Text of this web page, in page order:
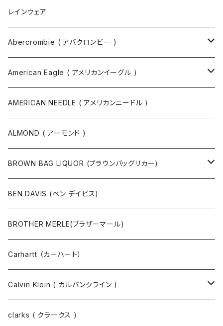
ボディバッグ
バックパック
ツールバッグ
ボディバッグ・ヒップバッグ
ボストンバッグ / 旅行バッグ
ポーチ
ネックレス
指輪
バングル
サングラス
マスク
ベルト
その他
マスクコード
財布 / キーケース
キーホルダー / スマホスタンド
レインウェア
Abercrombie ( アバクロンビー )
スウェット
カットソー
ニット
ジャケット・ブルゾン
コート
パンツ
パーカ
American Eagle ( アメリカンイーグル )
ニット
スウェット
カットソー
パンツ
ジャケット・ブルゾン
コート
シャツ
AMERICAN NEEDLE ( アメリカンニードル )
ALMOND ( アーモンド )
BROWN BAG LIQUOR (ブラウンバッグリカー)
半袖Tシャツ
長袖Tシャツ
半袖シャツ
長袖シャツ
スウェット
BEN DAVIS (ベン デイビス)
BROTHER MERLE(ブラザーマール)
Carhartt （カーハート）
Calvin Klein ( カルバンクライン )
ジャケット
clarks ( クラークス )